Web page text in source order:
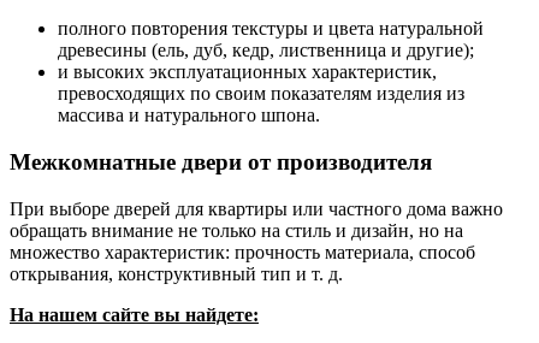
полного повторения текстуры и цвета натуральной
древесины (ель, дуб, кедр, лиственница и другие);
и высоких эксплуатационных характеристик,
превосходящих по своим показателям изделия из
массива и натурального шпона.
Межкомнатные двери от производителя
При выборе дверей для квартиры или частного дома важно
обращать внимание не только на стиль и дизайн, но на
множество характеристик: прочность материала, способ
открывания, конструктивный тип и т. д.
На нашем сайте вы найдете: